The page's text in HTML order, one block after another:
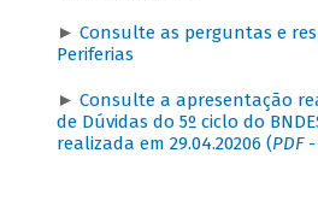
► Consulte as perguntas e
Periferias
► Consulte a apresentação
de Dúvidas do 5º ciclo do
realizada em 29.04.20206 (PDF